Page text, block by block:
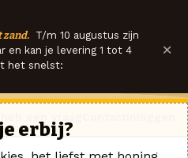
zand. T/m 10 augustus zijn
en kan je levering 1 tot 4
het snelst:
×
erbij?